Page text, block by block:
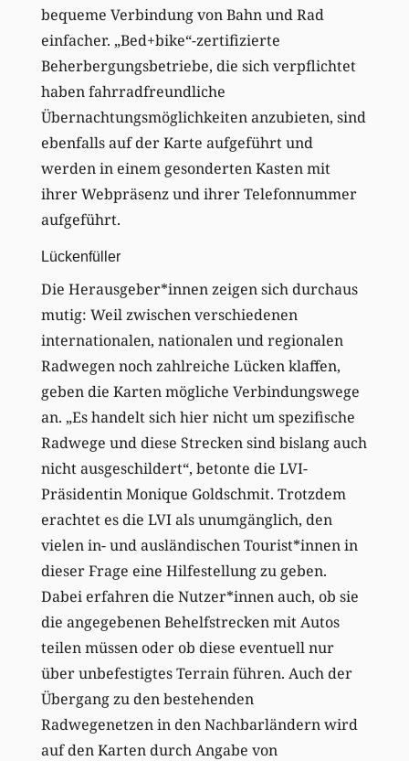
bequeme Verbindung von Bahn und Rad
einfacher. „Bed+bike“-zertifizierte
Beherbergungsbetriebe, die sich verpflichtet
haben fahrradfreundliche
Übernachtungsmöglichkeiten anzubieten, sind
ebenfalls auf der Karte aufgeführt und
werden in einem gesonderten Kasten mit
ihrer Webpräsenz und ihrer Telefonnummer
aufgeführt.
Lückenfüller
Die Herausgeber*innen zeigen sich durchaus
mutig: Weil zwischen verschiedenen
internationalen, nationalen und regionalen
Radwegen noch zahlreiche Lücken klaffen,
geben die Karten mögliche Verbindungswege
an. „Es handelt sich hier nicht um spezifische
Radwege und diese Strecken sind bislang auch
nicht ausgeschildert“, betonte die LVI-
Präsidentin Monique Goldschmit. Trotzdem
erachtet es die LVI als unumgänglich, den
vielen in- und ausländischen Tourist*innen in
dieser Frage eine Hilfestellung zu geben.
Dabei erfahren die Nutzer*innen auch, ob sie
die angegebenen Behelfstrecken mit Autos
teilen müssen oder ob diese eventuell nur
über unbefestigtes Terrain führen. Auch der
Übergang zu den bestehenden
Radwegenetzen in den Nachbarländern wird
auf den Karten durch Angabe von